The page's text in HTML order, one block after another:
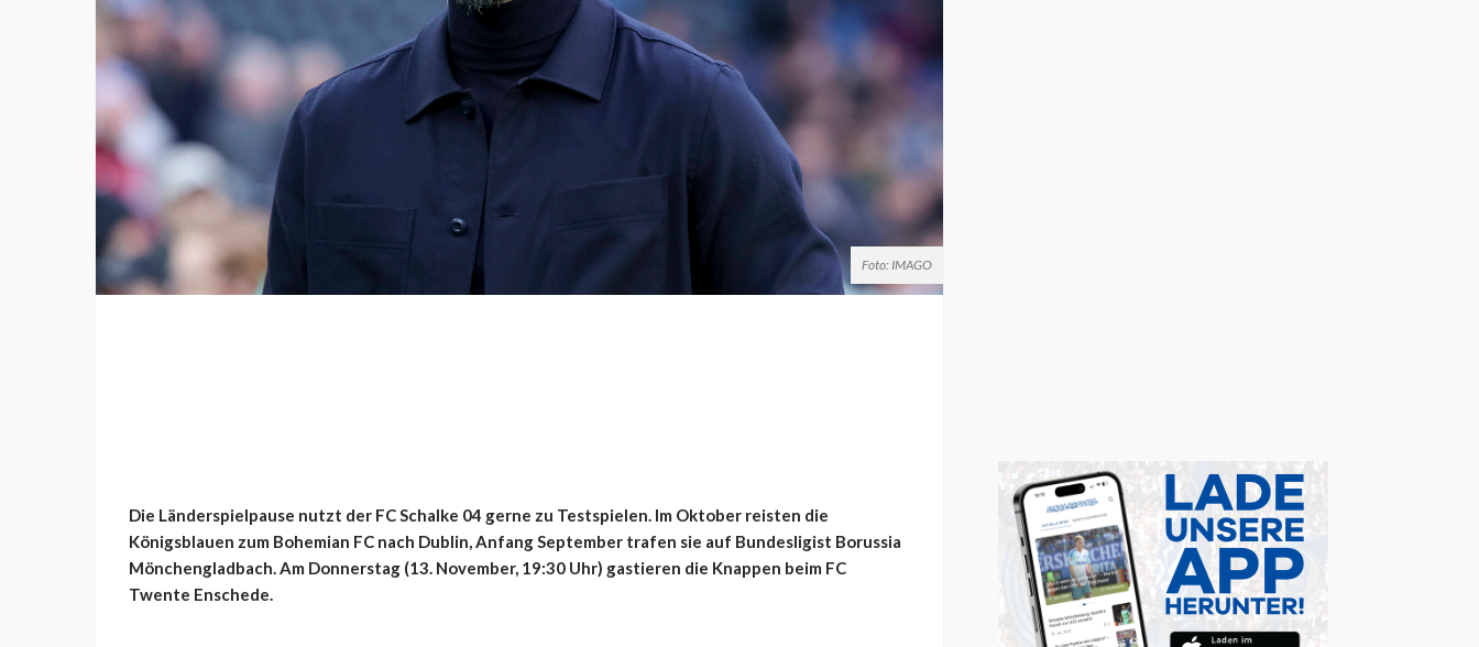
Foto: IMAGO
Die Länderspielpause nutzt der FC Schalke 04 gerne zu Testspielen. Im Oktober reisten die
Königsblauen zum Bohemian FC nach Dublin, Anfang September trafen sie auf Bundesligist Borussia
Mönchengladbach. Am Donnerstag (13. November, 19:30 Uhr) gastieren die Knappen beim FC
Twente Enschede.